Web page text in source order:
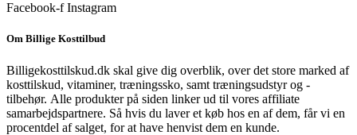
Facebook-f Instagram
Om Billige Kosttilbud
Billigekosttilskud.dk skal give dig overblik, over det store marked af
kosttilskud, vitaminer, træningssko, samt træningsudstyr og -
tilbehør. Alle produkter på siden linker ud til vores affiliate
samarbejdspartnere. Så hvis du laver et køb hos en af dem, får vi en
procentdel af salget, for at have henvist dem en kunde.